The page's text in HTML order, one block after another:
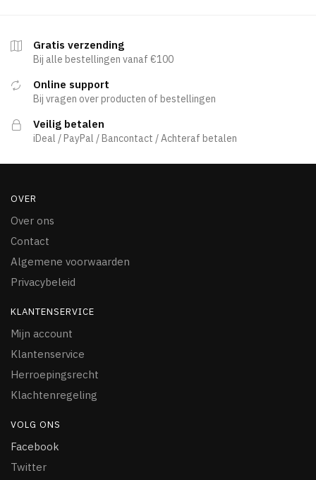
Gratis verzending
Bij alle bestellingen vanaf €100
Online support
Bij vragen over producten of bestellingen
Veilig betalen
iDeal / PayPal / Bancontact / Achteraf betalen
OVER
Over ons
Contact
Algemene voorwaarden
Privacybeleid
KLANTENSERVICE
Mijn account
Klantenservice
Herroepingsrecht
Klachtenregeling
VOLG ONS
Facebook
Twitter